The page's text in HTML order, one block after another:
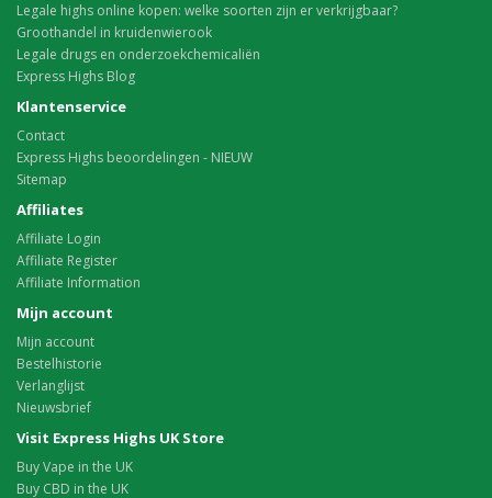
Legale highs online kopen: welke soorten zijn er verkrijgbaar?
Groothandel in kruidenwierook
Legale drugs en onderzoekchemicaliën
Express Highs Blog
Klantenservice
Contact
Express Highs beoordelingen - NIEUW
Sitemap
Affiliates
Affiliate Login
Affiliate Register
Affiliate Information
Mijn account
Mijn account
Bestelhistorie
Verlanglijst
Nieuwsbrief
Visit Express Highs UK Store
Buy Vape in the UK
Buy CBD in the UK